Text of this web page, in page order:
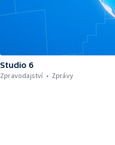
Studio 6
Zpravodajství
Zprávy